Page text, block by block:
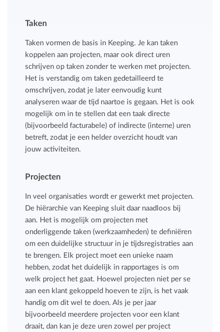
Taken
Taken vormen de basis in Keeping. Je kan taken
koppelen aan projecten, maar ook direct uren
schrijven op taken zonder te werken met projecten.
Het is verstandig om taken gedetailleerd te
omschrijven, zodat je later eenvoudig kunt
analyseren waar de tijd naartoe is gegaan. Het is ook
mogelijk om in te stellen dat een taak directe
(bijvoorbeeld facturabele) of indirecte (interne) uren
betreft, zodat je een helder overzicht houdt van
jouw activiteiten.
Projecten
In veel organisaties wordt er gewerkt met projecten.
De hiërarchie van Keeping sluit daar naadloos bij
aan. Het is mogelijk om projecten met
onderliggende taken (werkzaamheden) te definiëren
om een duidelijke structuur in je tijdsregistraties aan
te brengen. Elk project moet een unieke naam
hebben, zodat het duidelijk in rapportages is om
welk project het gaat. Hoewel projecten niet per se
aan een klant gekoppeld hoeven te zijn, is het vaak
handig om dit wel te doen. Als je per jaar
bijvoorbeeld meerdere projecten voor een klant
draait, dan kan je deze uren zowel per project